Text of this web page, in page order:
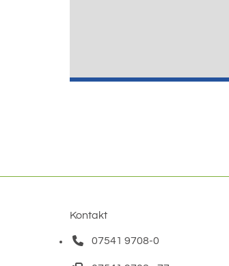
Kontakt
07541 9708-0
Telefonnummer: 0 7 5 4 1 9 7 0 8 0